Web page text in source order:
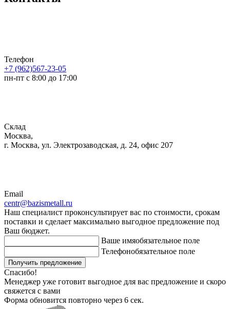
Телефон
+7 (962)567-23-05
пн-пт с 8:00 до 17:00
Склад
Москва,
г. Москва, ул. Электрозаводская, д. 24, офис 207
Email
centr@bazismetall.ru
Наш специалист проконсультирует вас по стоимости, срокам
поставки и сделает максимально выгодное предложение под
Ваш бюджет.
Ваше имяобязательное поле
Телефонобязательное поле
Получить предложение
Спасибо!
Менеджер уже готовит выгодное для вас предложение и скоро
свяжется с вами
Форма обновится повторно через 6 сек.